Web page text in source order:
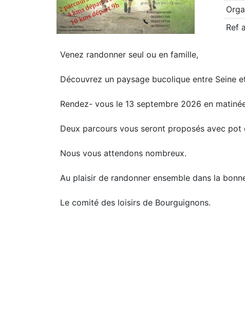
Ref
Venez randonner seul ou en famille,
Découvrez un paysage bucolique entre Seine
Rendez- vous le 13 septembre 2026 en
Deux parcours vous seront proposés avec
Nous vous attendons nombreux.
Au plaisir de randonner ensemble dans la
Le comité des loisirs de Bourguignons.